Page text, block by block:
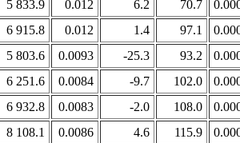
5 833.9 0.012 6.2 70.7
6 915.8 0.012 1.4 97.1
5 803.6 0.0093 -25.3 93.2
6 251.6 0.0084 -9.7 102.0
6 932.8 0.0083 -2.0 108.0
8 108.1 0.0086 4.6 115.9